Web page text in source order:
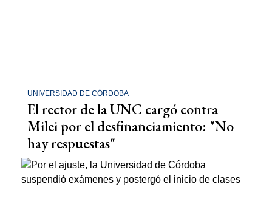
UNIVERSIDAD DE CÓRDOBA
El rector de la UNC cargó contra
Milei por el desfinanciamiento: "No
hay respuestas"